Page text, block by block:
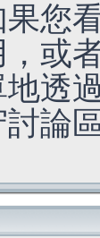
您
或
地透
論